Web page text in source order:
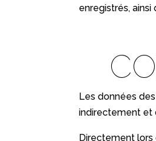
enregistrés, ainsi
Les données
indirectement et
Directement lors